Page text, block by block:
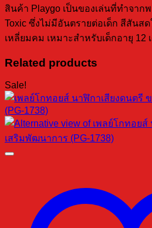
สินค้า Playgo เป็นของเล่นที่ทำจาก
Toxic ซึ่งไม่มีอันตรายต่อเด็ก สีสันส
เหลี่ยมคม เหมาะสำหรับเด็กอายุ 12
Related products
Sale!